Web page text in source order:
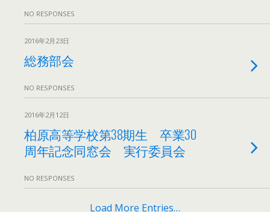
NO RESPONSES
2016年2月23日
総務部会
NO RESPONSES
2016年2月12日
柏原高等学校第38期生 卒業30
周年記念同窓会 実行委員会
NO RESPONSES
Load More Entries…